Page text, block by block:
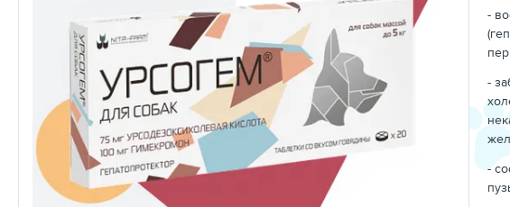
-
-
-